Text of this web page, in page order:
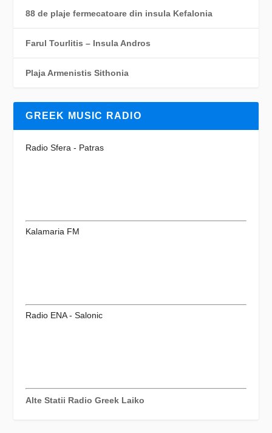
88 de plaje fermecatoare din insula Kefalonia
Farul Tourlitis – Insula Andros
Plaja Armenistis Sithonia
GREEK MUSIC RADIO
Radio Sfera - Patras
Kalamaria FM
Radio ENA - Salonic
Alte Statii Radio Greek Laiko